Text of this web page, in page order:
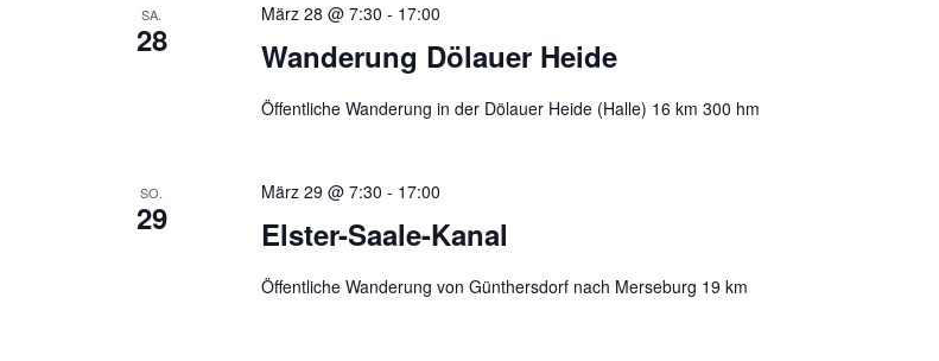
SA.
28 Wanderung Dölauer Heide
März 28 @ 7:30 - 17:00
Öffentliche Wanderung in der Dölauer Heide (Halle) 16 km 300 hm
SO.
29 Elster-Saale-Kanal
März 29 @ 7:30 - 17:00
Öffentliche Wanderung von Günthersdorf nach Merseburg 19 km